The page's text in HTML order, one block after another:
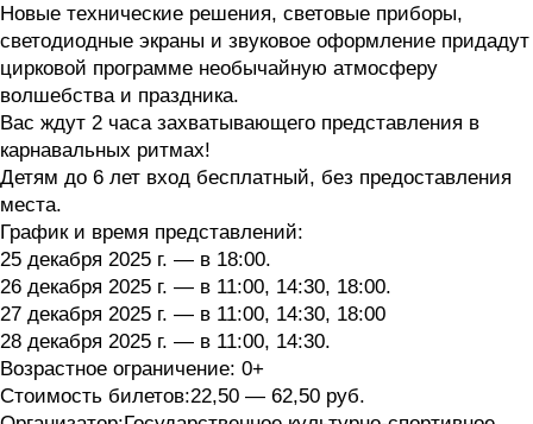
Новые технические решения, световые приборы,
светодиодные экраны и звуковое оформление придадут
цирковой программе необычайную атмосферу
волшебства и праздника.
Вас ждут 2 часа захватывающего представления в
карнавальных ритмах!
Детям до 6 лет вход бесплатный, без предоставления
места.
График и время представлений:
25 декабря 2025 г. — в 18:00.
26 декабря 2025 г. — в 11:00, 14:30, 18:00.
27 декабря 2025 г. — в 11:00, 14:30, 18:00
28 декабря 2025 г. — в 11:00, 14:30.
Возрастное ограничение: 0+
Стоимость билетов:22,50 — 62,50 руб.